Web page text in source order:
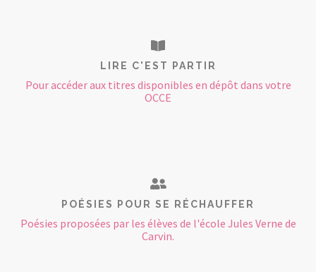
LIRE C'EST PARTIR
Pour accéder aux titres disponibles en dépôt dans votre
OCCE
POÉSIES POUR SE RÉCHAUFFER
Poésies proposées par les élèves de l'école Jules Verne de
Carvin.